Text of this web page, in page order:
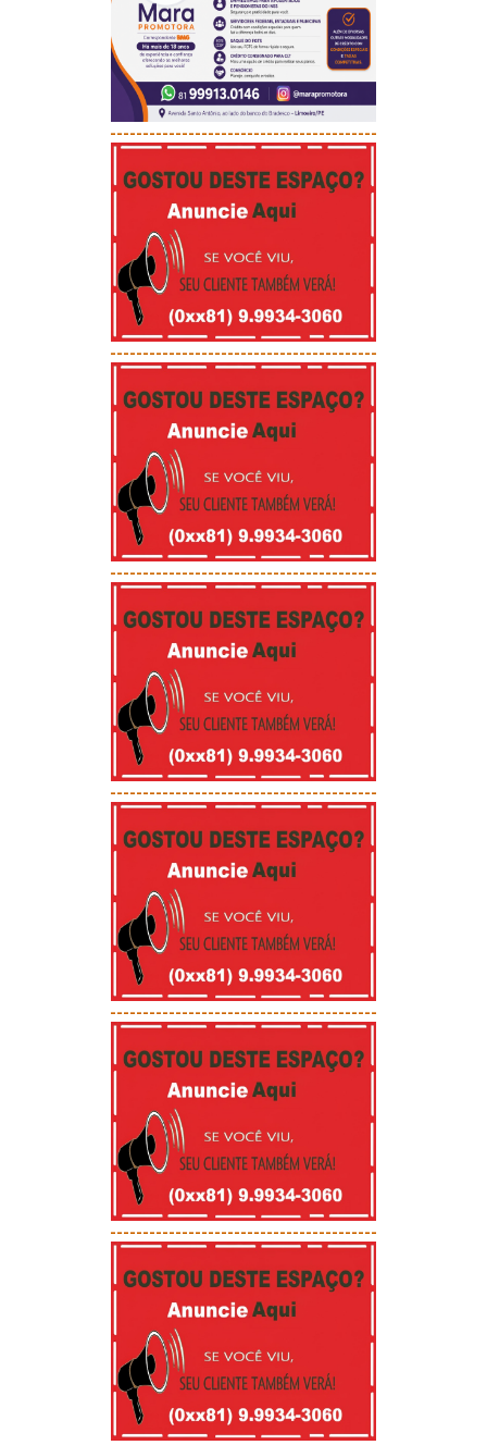
-----------------------------------------
-----------------------------------------
-----------------------------------------
-----------------------------------------
-----------------------------------------
-----------------------------------------